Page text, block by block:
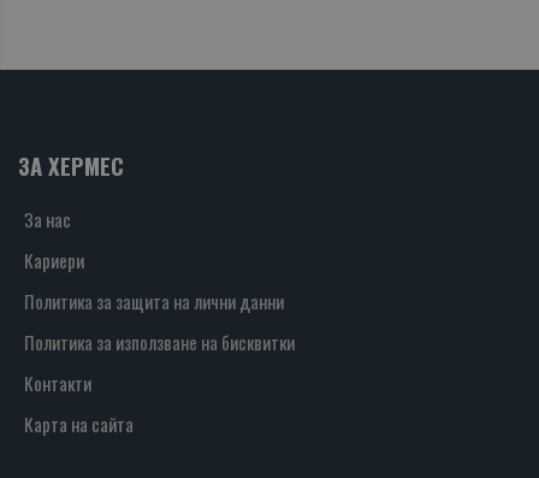
ЗА ХЕРМЕС
За нас
Кариери
Политика за защита на лични данни
Политика за използване на бисквитки
Контакти
Карта на сайта